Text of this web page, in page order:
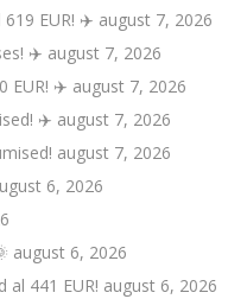
EUR! ✈️ august 7, 2026
✈️ august 7, 2026
EUR! ✈️ august 7, 2026
✈️ august 7, 2026
august 7, 2026
6, 2026
august 6, 2026
al 441 EUR! august 6, 2026